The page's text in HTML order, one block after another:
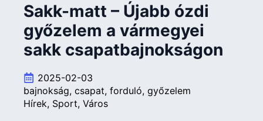
Sakk-matt – Újabb ózdi
győzelem a vármegyei
sakk csapatbajnokságon
2025-02-03
bajnokság csapat forduló győzelem
Hírek Sport Város